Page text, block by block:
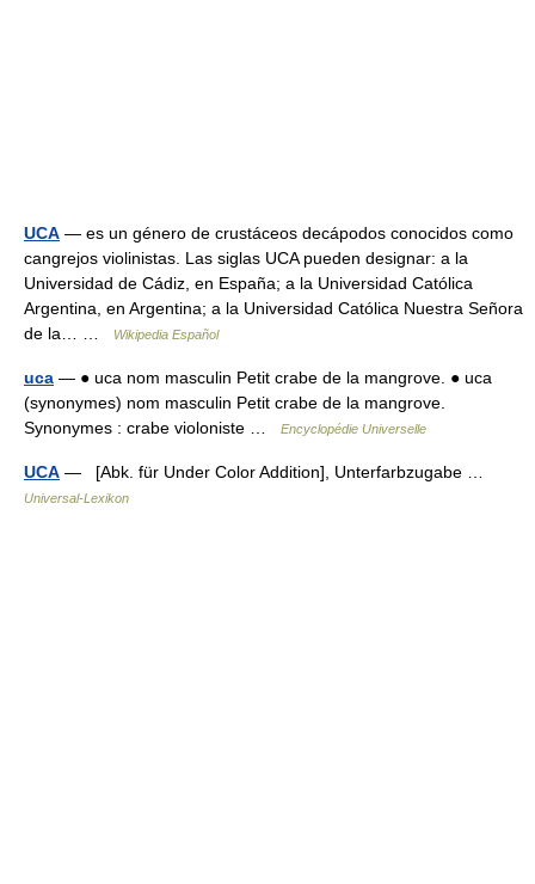
UCA — es un género de crustáceos decápodos conocidos como
cangrejos violinistas. Las siglas UCA pueden designar: a la
Universidad de Cádiz, en España; a la Universidad Católica
Argentina, en Argentina; a la Universidad Católica Nuestra Señora
de la… …
Wikipedia Español
uca — ● uca nom masculin Petit crabe de la mangrove. ● uca
(synonymes) nom masculin Petit crabe de la mangrove.
Synonymes : crabe violoniste …
Encyclopédie Universelle
UCA — [Abk. für Under Color Addition], Unterfarbzugabe …
Universal-Lexikon